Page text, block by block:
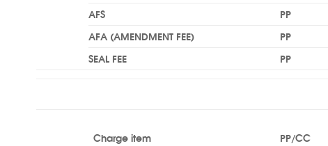
AFS
PP
AFA (AMENDMENT FEE)
PP
SEAL FEE
PP
Charge item PP/CC